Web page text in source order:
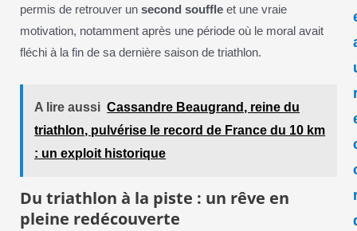
permis de retrouver un second souffleet une vraie
motivation, notamment après une période où le moral avait
fléchi à la fin de sa dernière saison de triathlon.
A lire aussi Cassandre Beaugrand, reine du
triathlon, pulvérise le record de France du 10 km
: un exploit historique
Du triathlon à la piste : un rêve en
pleine redécouverte